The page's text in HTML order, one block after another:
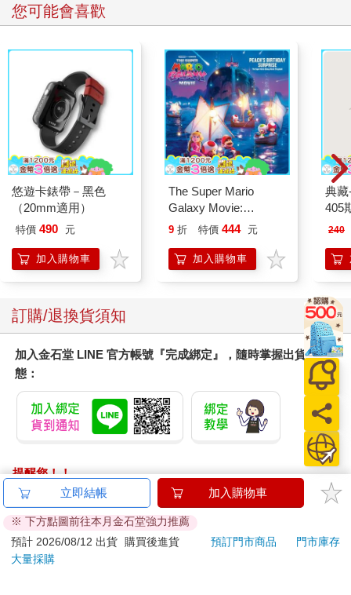
您可能會喜歡
悠遊卡錶帶－黑色
（20mm適用）
特價 490 元
加入購物車
The Super Mario
Galaxy Movie:
Peach`s Birthday
Mario Galaxy Movie
Storybook
9 折 特價 444 元
加入購物車
典藏
405
240
訂購/退換貨須知
加入金石堂 LINE 官方帳號『完成綁定』，隨時掌握出貨動
態：
提醒您！！
金石堂及銀行均不會請您操作ATM! 如接獲電話要求您前往
ATM提款機，請不要聽從指示，以免受騙上當！
退換貨須知：
**提醒您，鑑賞期不等於試用期，退回商品須為全新狀態**
立即結帳 加入購物車
※ 下方點圖前往本月金石堂強力推薦
預計 2026/08/12 出貨
購買後進貨 預訂門市商品
門市庫存
大量採購